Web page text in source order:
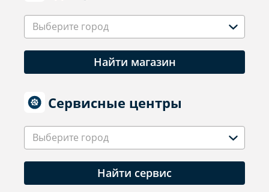
Выберите город
Найти магазин
Сервисные центры
Выберите город
Найти сервис